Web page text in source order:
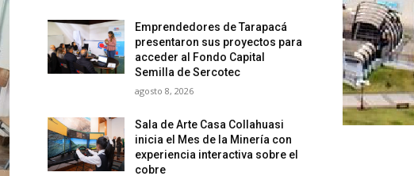
Emprendedores de Tarapacá
presentaron sus proyectos para
acceder al Fondo Capital
Semilla de Sercotec
agosto 8, 2026
Sala de Arte Casa Collahuasi
inicia el Mes de la Minería con
experiencia interactiva sobre el
cobre